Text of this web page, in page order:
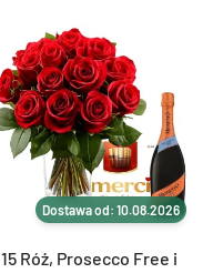
Dostawa od: 10.08.2026
15 Róż, Prosecco Free i